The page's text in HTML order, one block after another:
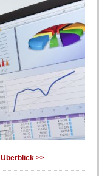
Überblick >>